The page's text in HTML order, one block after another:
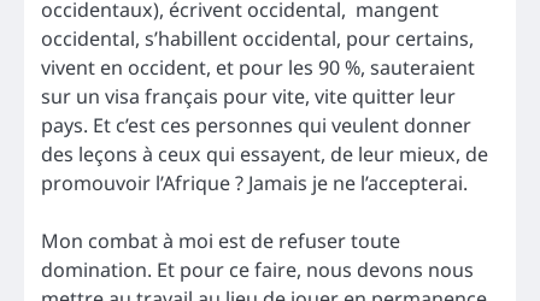
occidentaux), écrivent occidental, mangent
occidental, s’habillent occidental, pour certains,
vivent en occident, et pour les 90 %, sauteraient
sur un visa français pour vite, vite quitter leur
pays. Et c’est ces personnes qui veulent donner
des leçons à ceux qui essayent, de leur mieux, de
promouvoir l’Afrique ? Jamais je ne l’accepterai.
Mon combat à moi est de refuser toute
domination. Et pour ce faire, nous devons nous